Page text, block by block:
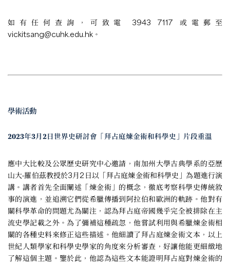
如有任何查詢，可致電 3943 7117 或電郵至
vickitsang@cuhk.edu.hk 。
學術活動
2023年3月2日世界史研討會「拜占庭煉金術和科學史」片段重溫
應中大比較及公眾歷史研究中心邀請，南加州大學古典學系的亞歷
山大·羅伯茲教授於3月2日以「拜占庭煉金術和科學史」為題進行演
講。講者首先全面闡述「煉金術」的概念，徹底考察科學史傳統敘
事的演進，並追溯它們從希臘傳播到阿拉伯和歐洲的軌跡。他對有
關科學革命的問題尤為關注，認為拜占庭帝國幾乎完全被排除在主
流史學記載之外。為了彌補這種疏忽，他嘗試利用與希臘煉金術相
關的各種史料來修正這些描述。他細讀了拜占庭煉金術文本，以上
世紀人類學家和科學史學家的角度來分析審查，好讓他能更細緻地
了解這個主題。鑒於此，他認為這些文本能證明拜占庭對煉金術的